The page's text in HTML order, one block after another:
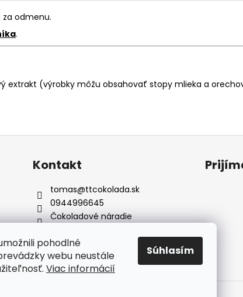
pohodlné
webu neustále
Viac informácií
Súhlasím
odmenu.
.
extrakt (výrobky môžu obsahovať stopy mlieka a
Kontakt
tomas@ttcokolada.sk
0944996645
Čokoladové náradie